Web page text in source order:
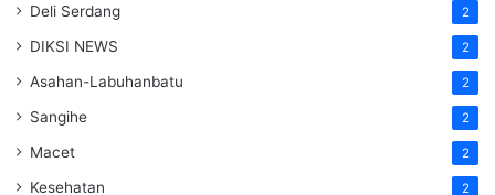
Deli Serdang 2
DIKSI NEWS 2
Asahan-Labuhanbatu 2
Sangihe 2
Macet 2
Kesehatan 2